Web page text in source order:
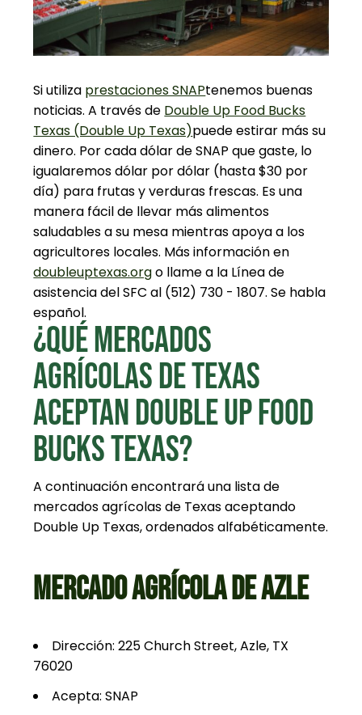
Si utiliza prestaciones SNAPtenemos buenas
noticias. A través de Double Up Food Bucks
Texas (Double Up Texas)puede estirar más su
dinero. Por cada dólar de SNAP que gaste, lo
igualaremos dólar por dólar (hasta $30 por
día) para frutas y verduras frescas. Es una
manera fácil de llevar más alimentos
saludables a su mesa mientras apoya a los
agricultores locales. Más información en
doubleuptexas.orgo llame a la Línea de
asistencia del SFC al (512) 730 - 1807. Se habla
español.
¿QUÉ MERCADOS
AGRÍCOLAS DE TEXAS
ACEPTAN DOUBLE UP FOOD
BUCKS TEXAS?
A continuación encontrará una lista de
mercados agrícolas de Texasaceptando
Double Up Texas, ordenados alfabéticamente.
MERCADO AGRÍCOLA DE AZLE
Dirección: 225 Church Street, Azle, TX
76020
Acepta: SNAP